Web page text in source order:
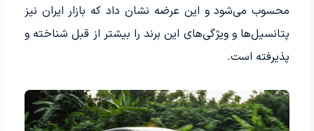
محسوب می‌شود و این عرضه نشان داد که بازار ایران نیز
پتانسیل‌ها و ویژگی‌های این برند را بیشتر از قبل شناخته و
پذیرفته است.